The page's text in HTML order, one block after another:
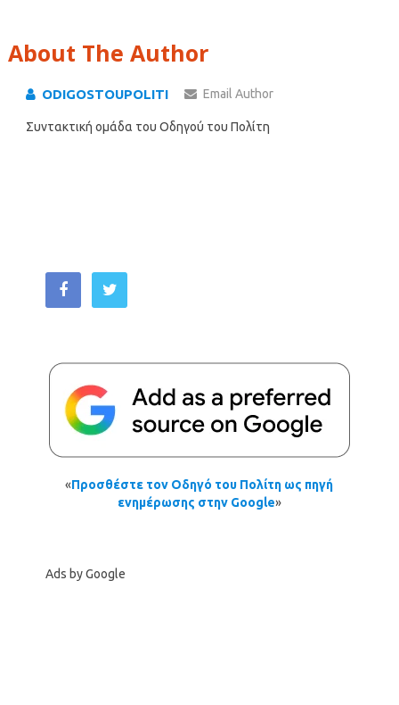
About The Author
ODIGOSTOUPOLITI Email Author
Συντακτική ομάδα του Οδηγού του Πολίτη
«Προσθέστε τον Οδηγό του Πολίτη ως πηγή
ενημέρωσης στην Google»
Ads by Google